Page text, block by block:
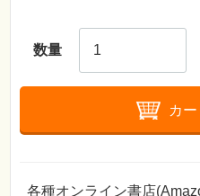
数量
カ
各種オンライン書店